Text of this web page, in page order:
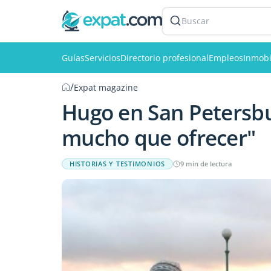
Buscar
GuíasServiciosDirectorio profesionalEmpleos
/Expat magazine
Hugo en San
mucho que ofrecer"
HISTORIAS Y TESTIMONIOS 9 min de lectura